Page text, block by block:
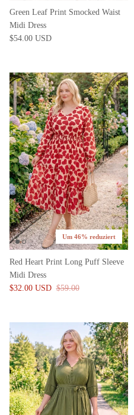
Green Leaf Print Smocked Waist
Midi Dress
$54.00 USD
Um 46% reduziert
Red Heart Print Long Puff Sleeve
Midi Dress
$32.00 USD $59.00